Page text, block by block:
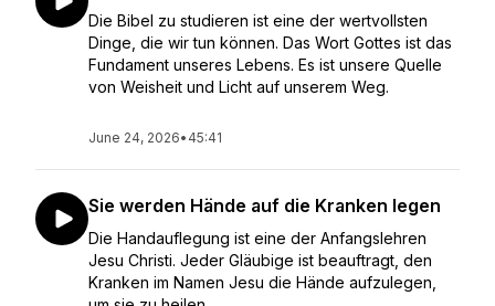
Die Bibel zu studieren ist eine der wertvollsten
Dinge, die wir tun können. Das Wort Gottes ist das
Fundament unseres Lebens. Es ist unsere Quelle
von Weisheit und Licht auf unserem Weg.
June 24, 2026• 45:41
Sie werden Hände auf die Kranken legen
Die Handauflegung ist eine der Anfangslehren
Jesu Christi. Jeder Gläubige ist beauftragt, den
Kranken im Namen Jesu die Hände aufzulegen,